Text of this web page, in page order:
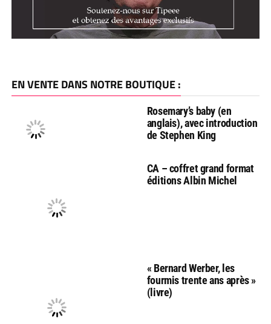
EN VENTE DANS NOTRE BOUTIQUE :
Rosemary’s baby (en
anglais), avec introduction
de Stephen King
CA – coffret grand format
éditions Albin Michel
« Bernard Werber, les
fourmis trente ans après »
(livre)